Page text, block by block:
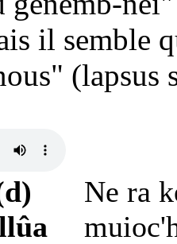
il semble
(lapsus
Ne ra